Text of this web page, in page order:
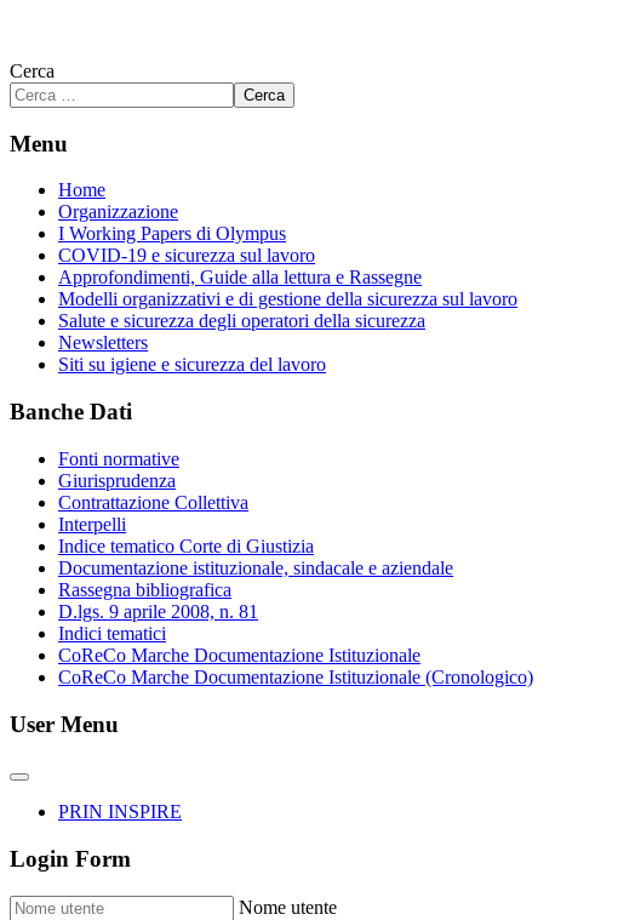
Cerca
Cerca
Menu
Home
Organizzazione
I Working Papers di Olympus
COVID-19 e sicurezza sul lavoro
Approfondimenti, Guide alla lettura e Rassegne
Modelli organizzativi e di gestione della sicurezza sul lavoro
Salute e sicurezza degli operatori della sicurezza
Newsletters
Siti su igiene e sicurezza del lavoro
Banche Dati
Fonti normative
Giurisprudenza
Contrattazione Collettiva
Interpelli
Indice tematico Corte di Giustizia
Documentazione istituzionale, sindacale e aziendale
Rassegna bibliografica
D.lgs. 9 aprile 2008, n. 81
Indici tematici
CoReCo Marche Documentazione Istituzionale
CoReCo Marche Documentazione Istituzionale (Cronologico)
User Menu
PRIN INSPIRE
Login Form
Nome utente